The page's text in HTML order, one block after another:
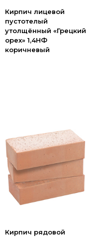
Кирпич лицевой
пустотелый
утолщённый «Грецкий
орех» 1,4НФ
коричневый
Кирпич рядовой